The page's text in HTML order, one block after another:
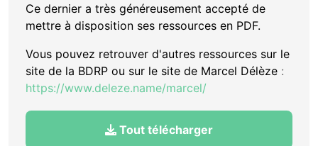
Ce dernier a très généreusement accepté de
mettre à disposition ses ressources en PDF.
Vous pouvez retrouver d'autres ressources sur le
site de la BDRP ou sur le site de Marcel Délèze :
https://www.deleze.name/marcel/
Tout télécharger